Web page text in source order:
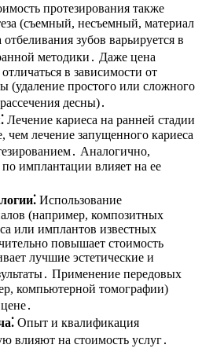
протезирования также
(съемный, несъемный, материал
зубов варьируется в
методики․ Даже цена
в зависимости от
(удаление простого или сложного
десны)․
Лечение кариеса на ранней стадии
чем лечение запущенного кариеса
Аналогично,
имплантации влияет на ее
Использование
(например, композитных
или имплантов известных
повышает стоимость
лучшие эстетические и
Применение передовых
компьютерной томографии)
Опыт и квалификация
влияют на стоимость услуг․